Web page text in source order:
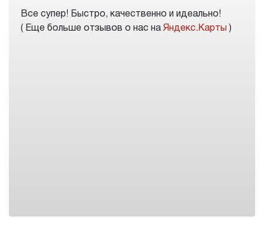
Все супер! Быстро, качественно и идеально!
( Еще больше отзывов о нас на Яндекс.Карты )